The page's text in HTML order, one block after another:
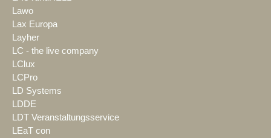
Lawo
Lax Europa
Layher
LC - the live company
LClux
LCPro
LD Systems
LDDE
LDT Veranstaltungsservice
LEaT con